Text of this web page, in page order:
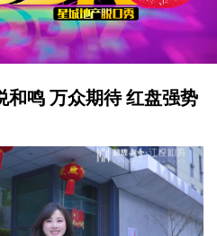
和鸣 万众期待 红盘强势